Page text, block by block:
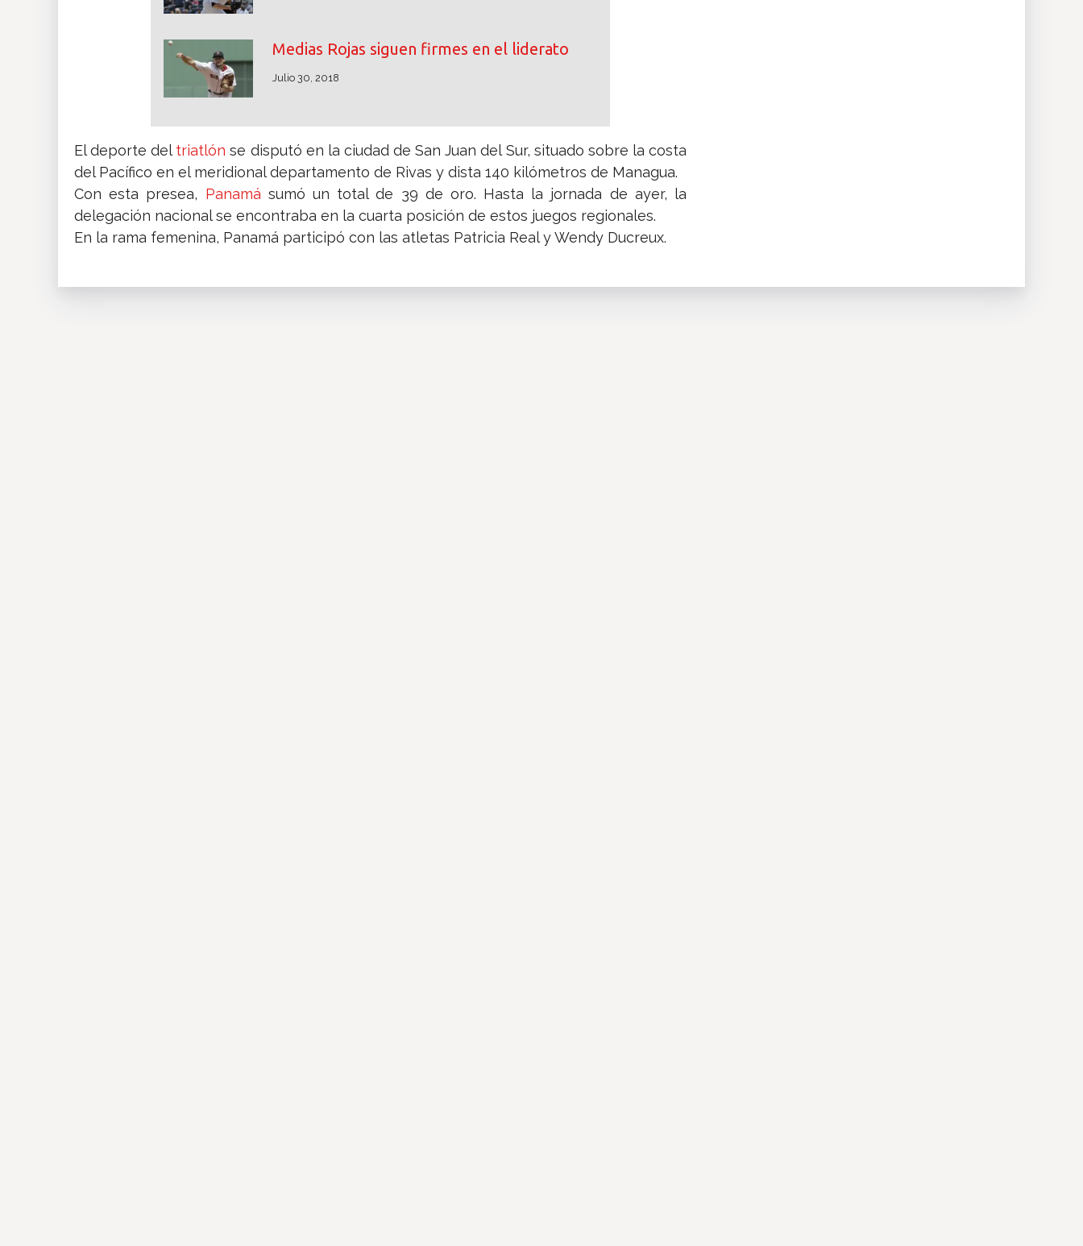
Medias Rojas siguen firmes en el liderato
Julio 30, 2018
El deporte del triatlón se disputó en la ciudad de San Juan del Sur, situado sobre la costa
del Pacífico en el meridional departamento de Rivas y dista 140 kilómetros de Managua.
Con esta presea, Panamá sumó un total de 39 de oro. Hasta la jornada de ayer, la
delegación nacional se encontraba en la cuarta posición de estos juegos regionales.
En la rama femenina, Panamá participó con las atletas Patricia Real y Wendy Ducreux.